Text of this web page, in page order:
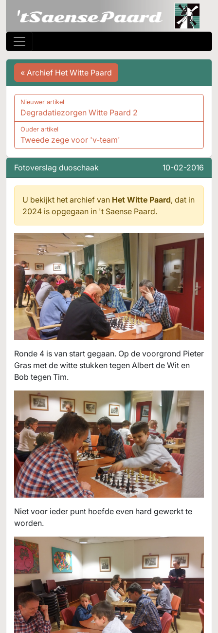
Fotoverslag duoschaak 10-02-2016
U bekijkt het archief van Het Witte Paard, dat in
2024 is opgegaan in 't Saense Paard.
Ronde 4 is van start gegaan. Op de voorgrond Pieter
Gras met de witte stukken tegen Albert de Wit en
Bob tegen Tim.
Niet voor ieder punt hoefde even hard gewerkt te
worden.
« Archief Het Witte Paard
Nieuwer artikel
Degradatiezorgen Witte Paard 2
Ouder artikel
Tweede zege voor 'v-team'